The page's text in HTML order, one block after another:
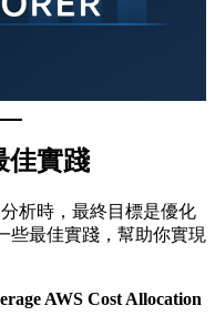
佳實踐
析時，最終目標是優化
些最佳實踐，幫助你實現
AWS Cost Allocation